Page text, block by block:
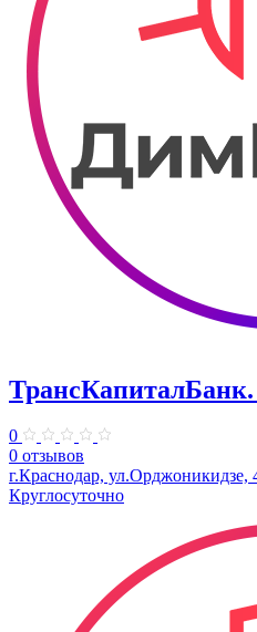
0
0 отзывов
г.Краснодар, ул.​Орджоникидзе,
Круглосуточно